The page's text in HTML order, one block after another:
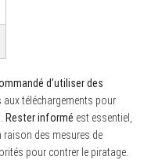
d’utiliser des
téléchargements pour
Rester informé est essentiel,
raison des mesures de
pour contrer le piratage.